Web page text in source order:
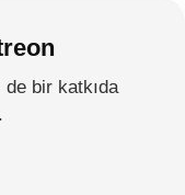
bir katkıda